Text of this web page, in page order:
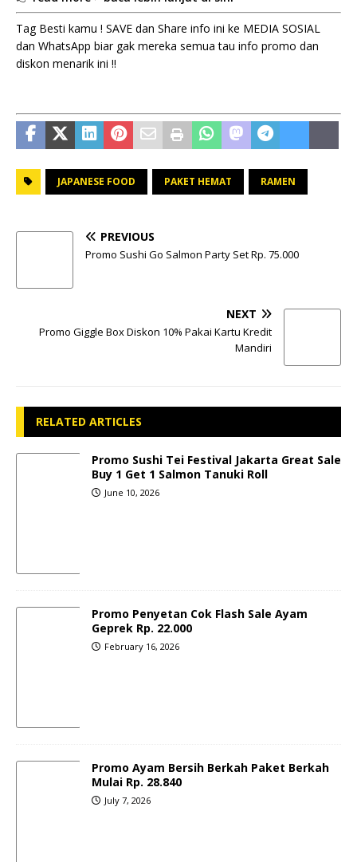
Tag Besti kamu ! SAVE dan Share info ini ke MEDIA SOSIAL
dan WhatsApp biar gak mereka semua tau info promo dan
diskon menarik ini !!
JAPANESE FOOD PAKET HEMAT RAMEN
PREVIOUS
Promo Sushi Go Salmon Party Set Rp. 75.000
NEXT
Promo Giggle Box Diskon 10% Pakai Kartu Kredit
Mandiri
RELATED ARTICLES
Promo Sushi Tei Festival Jakarta Great Sale
Buy 1 Get 1 Salmon Tanuki Roll
June 10, 2026
Promo Penyetan Cok Flash Sale Ayam
Geprek Rp. 22.000
February 16, 2026
Promo Ayam Bersih Berkah Paket Berkah
Mulai Rp. 28.840
July 7, 2026